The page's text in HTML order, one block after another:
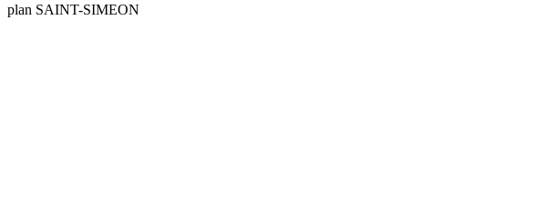
plan SAINT-SIMEON